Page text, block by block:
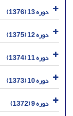
دوره 13 (1376)
دوره 12 (1375)
دوره 11 (1374)
دوره 10 (1373)
دوره 9 (1372)